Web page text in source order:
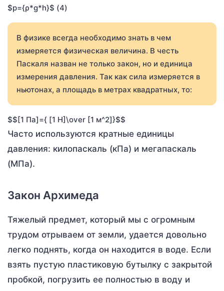
$p={ρ*g*h}$ (4)
В физике всегда необходимо знать в чем
измеряется физическая величина. В честь
Паскаля назван не только закон, но и единица
измерения давления. Так как сила измеряется в
ньютонах, а площадь в метрах квадратных, то:
$$[1 Па]={ [1 Н]\over [1 м^2]}$$
Часто используются кратные единицы
давления: килопаскаль (кПа) и мегапаскаль
(МПа).
Закон Архимеда
Тяжелый предмет, который мы с огромным
трудом отрываем от земли, удается довольно
легко поднять, когда он находится в воде. Если
взять пустую пластиковую бутылку с закрытой
пробкой, погрузить ее полностью в воду и